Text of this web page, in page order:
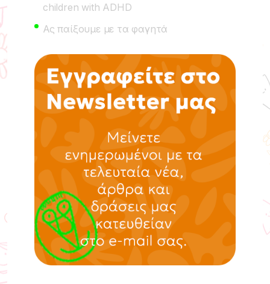
children with ADHD
Ας παίξουμε με τα φαγητά